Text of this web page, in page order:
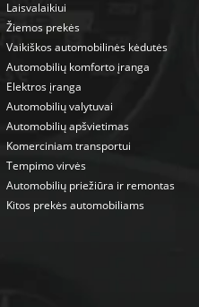
Laisvalaikiui
Žiemos prekės
Vaikiškos automobilinės kėdutės
Automobilių komforto įranga
Elektros įranga
Automobilių valytuvai
Automobilių apšvietimas
Komerciniam transportui
Tempimo virvės
Automobilių priežiūra ir remontas
Kitos prekės automobiliams